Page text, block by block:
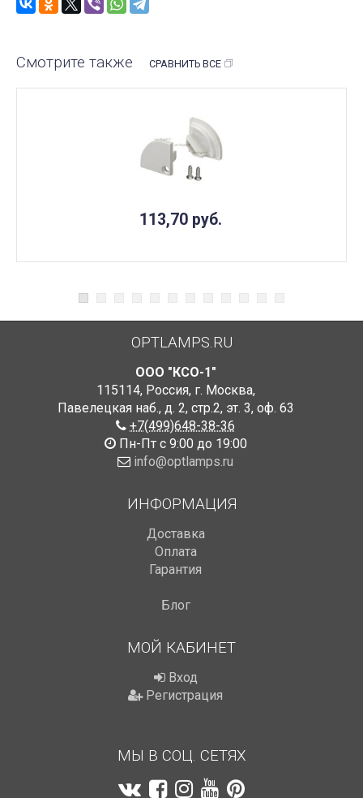
Смотрите также СРАВНИТЬ ВСЕ
113,70 руб.
OPTLAMPS.RU
ООО "КСО-1"
115114, Россия, г. Москва,
Павелецкая наб., д. 2, стр.2, эт. 3, оф. 63
+7(499)648-38-36
Пн-Пт с 9:00 до 19:00
info@optlamps.ru
ИНФОРМАЦИЯ
Доставка
Оплата
Гарантия
Блог
МОЙ КАБИНЕТ
Вход
Регистрация
МЫ В СОЦ. СЕТЯХ